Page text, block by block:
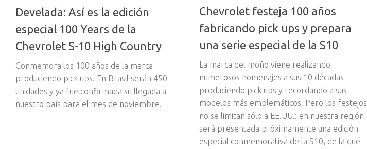
Develada: Así es la edición
especial 100 Years de la
Chevrolet S-10 High Country
Conmemora los 100 años de la marca
produciendo pick ups. En Brasil serán 450
unidades y ya fue confirmada su llegada a
nuestro país para el mes de noviembre.
Chevrolet festeja 100 años
fabricando pick ups y prepara
una serie especial de la S10
La marca del moño viene realizando
numerosos homenajes a sus 10 décadas
produciendo pick ups y recordando a sus
modelos más emblemáticos. Pero los festejos
no se limitan sólo a EE.UU.: en nuestra región
será presentada próximamente una edición
especial conmemorativa de la S10, de la que